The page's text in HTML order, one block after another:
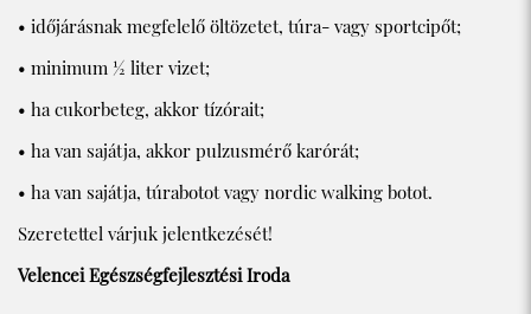
• időjárásnak megfelelő öltözetet, túra- vagy sportcipőt;
• minimum ½ liter vizet;
• ha cukorbeteg, akkor tízórait;
• ha van sajátja, akkor pulzusmérő karórát;
• ha van sajátja, túrabotot vagy nordic walking botot.
Szeretettel várjuk jelentkezését!
Velencei Egészségfejlesztési Iroda